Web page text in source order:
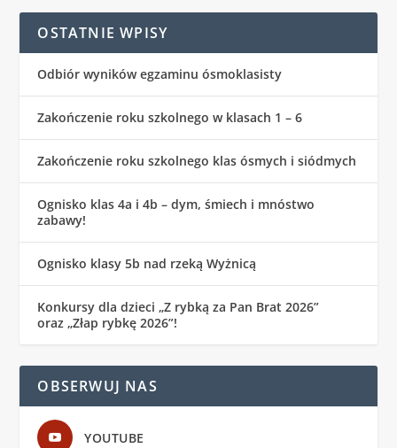
OSTATNIE WPISY
Odbiór wyników egzaminu ósmoklasisty
Zakończenie roku szkolnego w klasach 1 – 6
Zakończenie roku szkolnego klas ósmych i siódmych
Ognisko klas 4a i 4b – dym, śmiech i mnóstwo
zabawy!
Ognisko klasy 5b nad rzeką Wyżnicą
Konkursy dla dzieci „Z rybką za Pan Brat 2026”
oraz „Złap rybkę 2026”!
OBSERWUJ NAS
YOUTUBE